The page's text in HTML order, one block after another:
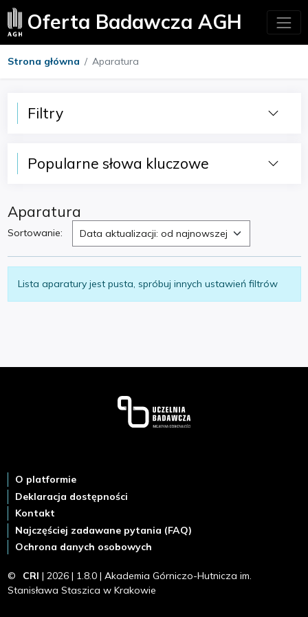
Oferta Badawcza AGH
Strona główna Aparatura
Filtry
Popularne słowa kluczowe
Aparatura
Sortowanie: Data aktualizacji: od najnowszej
Lista aparatury jest pusta, spróbuj innych ustawień filtrów
O platformie
Deklaracja dostępności
Kontakt
Najczęściej zadawane pytania (FAQ)
Ochrona danych osobowych
© CRI | 2026 | 1.8.0 | Akademia Górniczo-Hutnicza im.
Stanisława Staszica w Krakowie